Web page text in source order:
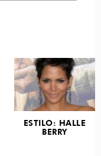
ESTILO: HALLE
BERRY